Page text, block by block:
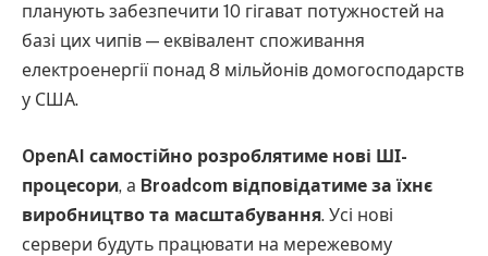
планують забезпечити 10 гігават потужностей на
базі цих чипів — еквівалент споживання
електроенергії понад 8 мільйонів домогосподарств
у США.
OpenAI самостійно розроблятиме нові ШІ-
процесори, а Broadcom відповідатиме за їхнє
виробництво та масштабування. Усі нові
сервери будуть працювати на мережевому